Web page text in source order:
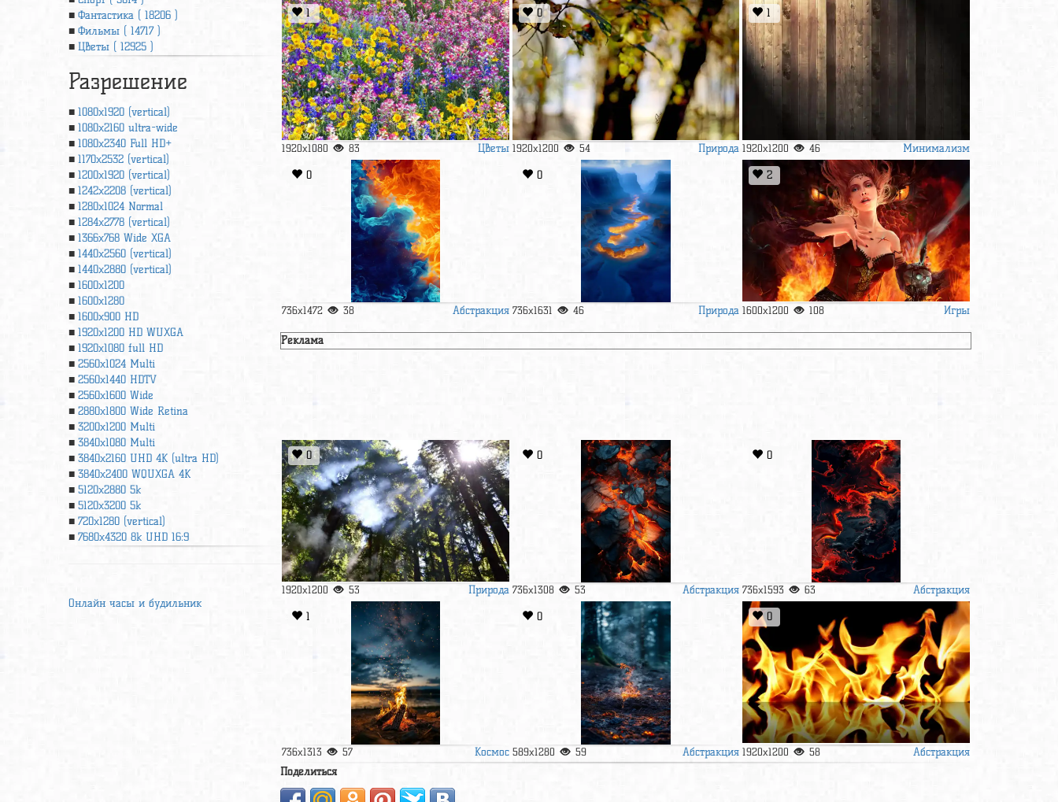
Фантастика ( 18206 )
Фильмы ( 14717 )
Цветы ( 12925 )
Разрешение
1080x1920 (vertical)
1080x2160 ultra-wide
1080x2340 Full HD+
1170x2532 (vertical)
1200x1920 (vertical)
1242x2208 (vertical)
1280x1024 Normal
1284x2778 (vertical)
1366х768 Wide XGA
1440x2560 (vertical)
1440x2880 (vertical)
1600x1200
1600x1280
1600x900 HD
1920x1200 HD WUXGA
1920х1080 full HD
2560x1024 Multi
2560x1440 HDTV
2560x1600 Wide
2880x1800 Wide Retina
3200x1200 Multi
3840x1080 Multi
3840x2160 UHD 4К (ultra HD)
3840x2400 WQUXGA 4K
5120x2880 5k
5120x3200 5k
720x1280 (vertical)
7680x4320 8k UHD 16:9
Онлайн часы и будильник
1
1920x1080 83 Цветы
0
1920x1200 54 Природа
1
1920x1200 46
Минимализм
0
736x1472 38 Абстракция
0
736x1631 46 Природа
2
1600x1200 108 Игры
Реклама
0
1920x1200 53 Природа
0
736x1308 53 Абстракция
0
736x1593 63
Абстракция
1
736x1313 57 Космос
0
589x1280 59 Абстракция
0
1920x1200 58
Абстракция
Поделиться